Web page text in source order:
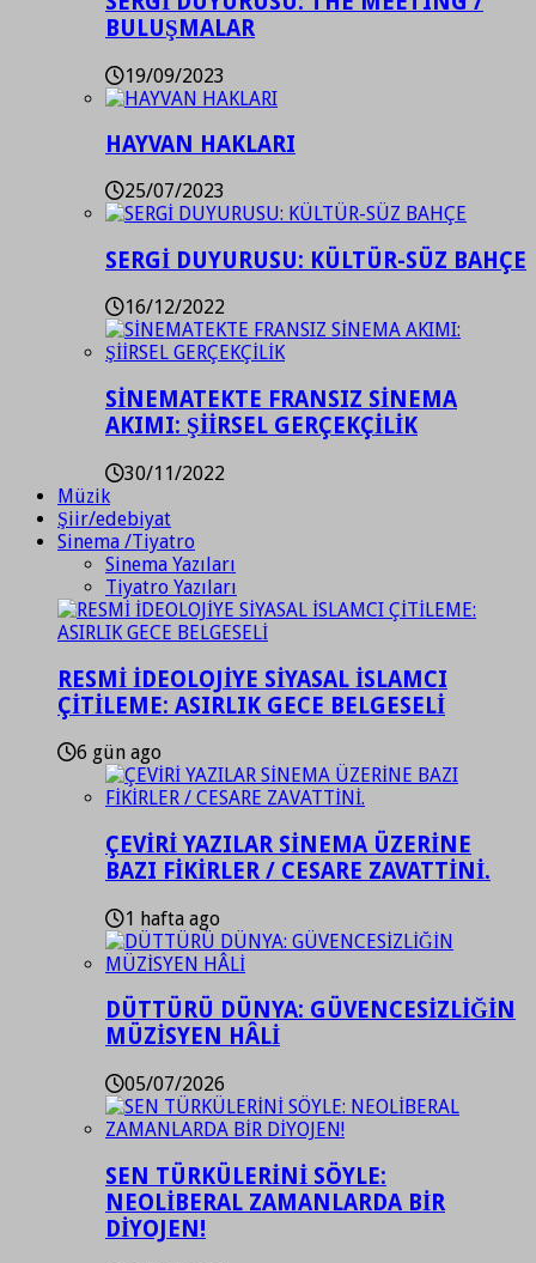
BULUŞMALAR
19/09/2023
HAYVAN HAKLARI
25/07/2023
SERGİ DUYURUSU: KÜLTÜR-SÜZ BAHÇE
16/12/2022
SİNEMATEKTE FRANSIZ SİNEMA
AKIMI: ŞİİRSEL GERÇEKÇİLİK
30/11/2022
Müzik
Şiir/edebiyat
Sinema /Tiyatro
Sinema Yazıları
Tiyatro Yazıları
RESMİ İDEOLOJİYE SİYASAL İSLAMCI
ÇİTİLEME: ASIRLIK GECE BELGESELİ
6 gün ago
ÇEVİRİ YAZILAR SİNEMA ÜZERİNE
BAZI FİKİRLER / CESARE ZAVATTİNİ.
1 hafta ago
DÜTTÜRÜ DÜNYA: GÜVENCESİZLİĞİN
MÜZİSYEN HÂLİ
05/07/2026
SEN TÜRKÜLERİNİ SÖYLE:
NEOLİBERAL ZAMANLARDA BİR
DİYOJEN!